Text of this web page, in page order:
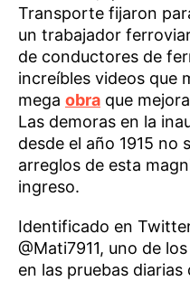
Transporte fijaron
un trabajador
de conductores de
increíbles videos que
mega obra que
Las demoras en la
desde el año 1915 no
arreglos de esta
ingreso.
Identificado en
@Mati7911, uno de
en las pruebas